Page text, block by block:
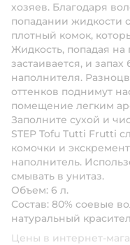
хозяев. Благодаря
попадании жидкости
плотный комок,
Жидкость, попадая на
застаивается, и
наполнителя.
оттенков поднимут
помещение легким
Заполните сухой и
STEP Tofu Tutti Frutti
комочки и
наполнитель.
смывать в унитаз.
Объем: 6 л.
Состав: 80% соевые
натуральный
Цены в интернет-